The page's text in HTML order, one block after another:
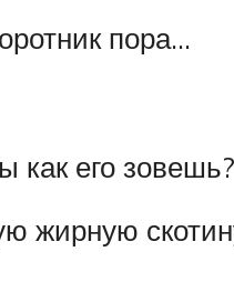
пора…
как его зовешь?
жирную